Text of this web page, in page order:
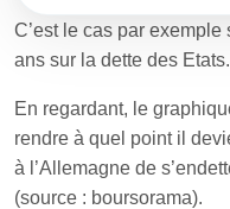
C’est le cas par
ans sur la dette des Etats.
En regardant, le
rendre à quel point il
à l’Allemagne de
(source : boursorama).